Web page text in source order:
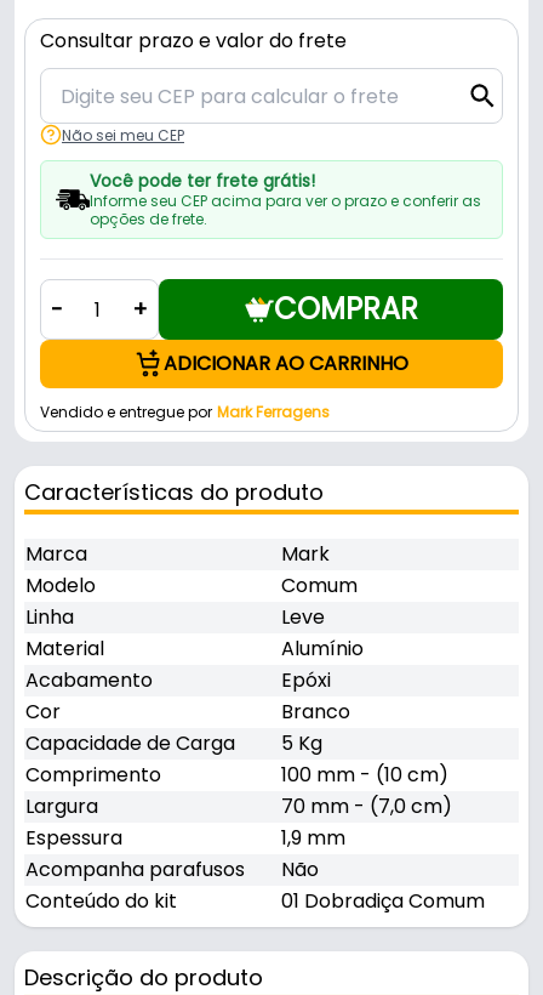
Consultar prazo e valor do frete
Não sei meu CEP
Você pode ter frete grátis!
Informe seu CEP acima para ver o prazo e conferir as
opções de frete.
- + COMPRAR
ADICIONAR AO CARRINHO
Vendido e entregue por Mark Ferragens
Características do produto
Marca
Mark
Modelo
Comum
Linha
Leve
Material
Alumínio
Acabamento
Epóxi
Cor
Branco
Capacidade de Carga
5 Kg
Comprimento
100 mm - (10 cm)
Largura
70 mm - (7,0 cm)
Espessura
1,9 mm
Acompanha parafusos
Não
Conteúdo do kit
01 Dobradiça Comum
Descrição do produto